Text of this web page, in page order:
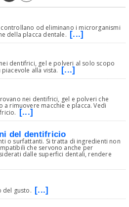
od eliminano i microrganismi
della placca dentale. [...]
dentifrici, gel e polveri al solo scopo
alla vista. [...]
nei dentifrici, gel e polveri che
a rimuovere macchie e placca. Vedi
[...]
del dentifricio
o surfattanti. Si tratta di ingredienti non
che servono anche per
dalle superfici dentali, rendere
del gusto. [...]